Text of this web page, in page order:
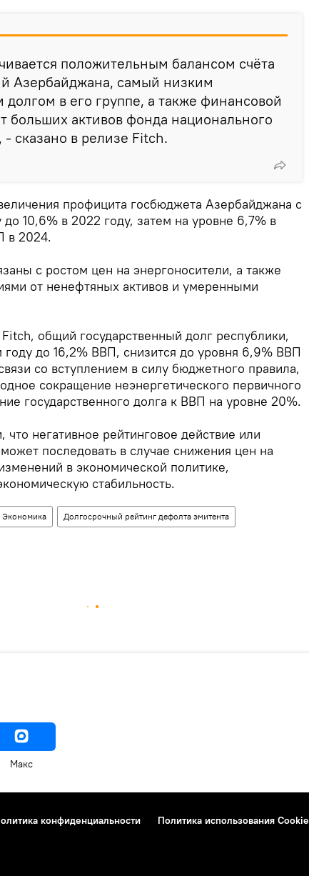
положительным балансом счёта
Азербайджана, самый низким
долгом в его группе, а также финансовой
больших активов фонда национального
- сказано в релизе Fitch.
профицита госбюджета Азербайджана с
10,6% в 2022 году, затем на уровне 6,7% в
в 2024.
с ростом цен на энергоносители, а также
от ненефтяных активов и умеренными
общий государственный долг республики,
до 16,2% ВВП, снизится до уровня 6,9% ВВП
со вступлением в силу бюджетного правила,
сокращение неэнергетического первичного
государственного долга к ВВП на уровне 20%.
что негативное рейтинговое действие или
последовать в случае снижения цен на
в экономической политике,
стабильность.
Экономика Долгосрочный рейтинг дефолта эмитента
Макс
конфиденциальности Политика использования Cookie